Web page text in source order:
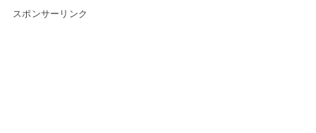
スポンサーリンク